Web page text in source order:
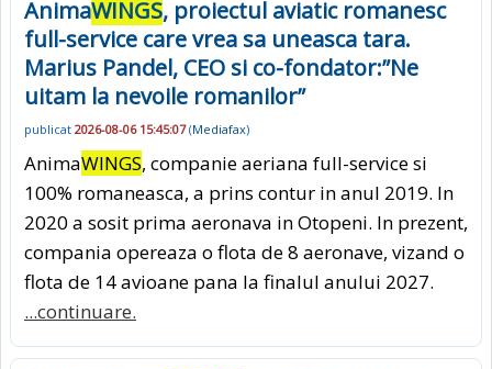
AnimaWINGS, proiectul aviatic romanesc
full-service care vrea sa uneasca tara.
Marius Pandel, CEO si co-fondator:”Ne
uitam la nevoile romanilor”
publicat 2026-08-06 15:45:07(Mediafax)
AnimaWINGS, companie aeriana full-service si
100% romaneasca, a prins contur in anul 2019. In
2020 a sosit prima aeronava in Otopeni. In prezent,
compania opereaza o flota de 8 aeronave, vizand o
flota de 14 avioane pana la finalul anului 2027.
...continuare.